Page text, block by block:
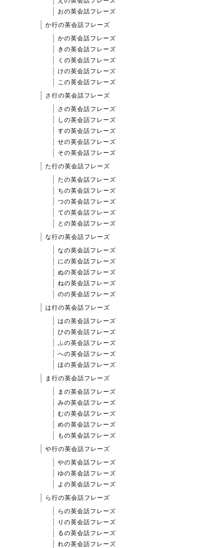
おの英会話フレーズ
か行の英会話フレーズ
かの英会話フレーズ
きの英会話フレーズ
くの英会話フレーズ
けの英会話フレーズ
この英会話フレーズ
さ行の英会話フレーズ
さの英会話フレーズ
しの英会話フレーズ
すの英会話フレーズ
せの英会話フレーズ
その英会話フレーズ
た行の英会話フレーズ
たの英会話フレーズ
ちの英会話フレーズ
つの英会話フレーズ
ての英会話フレーズ
との英会話フレーズ
な行の英会話フレーズ
なの英会話フレーズ
にの英会話フレーズ
ぬの英会話フレーズ
ねの英会話フレーズ
のの英会話フレーズ
は行の英会話フレーズ
はの英会話フレーズ
ひの英会話フレーズ
ふの英会話フレーズ
への英会話フレーズ
ほの英会話フレーズ
ま行の英会話フレーズ
まの英会話フレーズ
みの英会話フレーズ
むの英会話フレーズ
めの英会話フレーズ
もの英会話フレーズ
や行の英会話フレーズ
やの英会話フレーズ
ゆの英会話フレーズ
よの英会話フレーズ
ら行の英会話フレーズ
らの英会話フレーズ
りの英会話フレーズ
るの英会話フレーズ
れの英会話フレーズ